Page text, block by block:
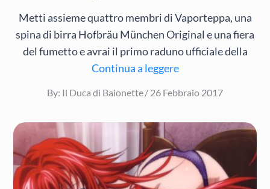
Metti assieme quattro membri di Vaporteppa, una
spina di birra Hofbräu München Original e una fiera
del fumetto e avrai il primo raduno ufficiale della
Continua a leggere
By: Il Duca di Baionette
Posted
26 Febbraio 2017